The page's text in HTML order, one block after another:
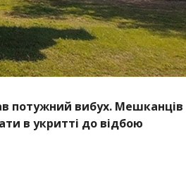
потужний вибух. Мешканців
в укритті до відбою